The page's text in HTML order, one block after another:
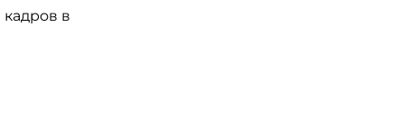
кадров в